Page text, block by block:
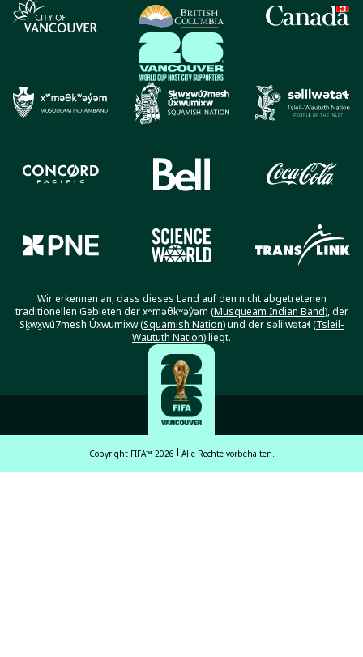
Wir erkennen an, dass dieses Land auf den nicht abgetretenen
traditionellen Gebieten der xʷməθkʷəy̓əm (Musqueam Indian Band), der
Sḵwx̱wú7mesh Úxwumixw (Squamish Nation) und der səlilwətaɬ (Tsleil-
Waututh Nation) liegt.
Copyright FIFA™ 2026 Alle Rechte vorbehalten.